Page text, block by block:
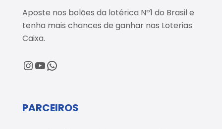
Aposte nos bolões da lotérica Nº1 do Brasil e
tenha mais chances de ganhar nas Loterias
Caixa.
@loteriaaldeota
@loteriaaldeota
Central de Atendimento
PARCEIROS